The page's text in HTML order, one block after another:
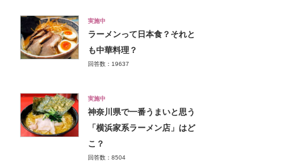
実施中
ラーメンって日本食？それと
も中華料理？
回答数：19637
実施中
神奈川県で一番うまいと思う
「横浜家系ラーメン店」はど
こ？
回答数：8504